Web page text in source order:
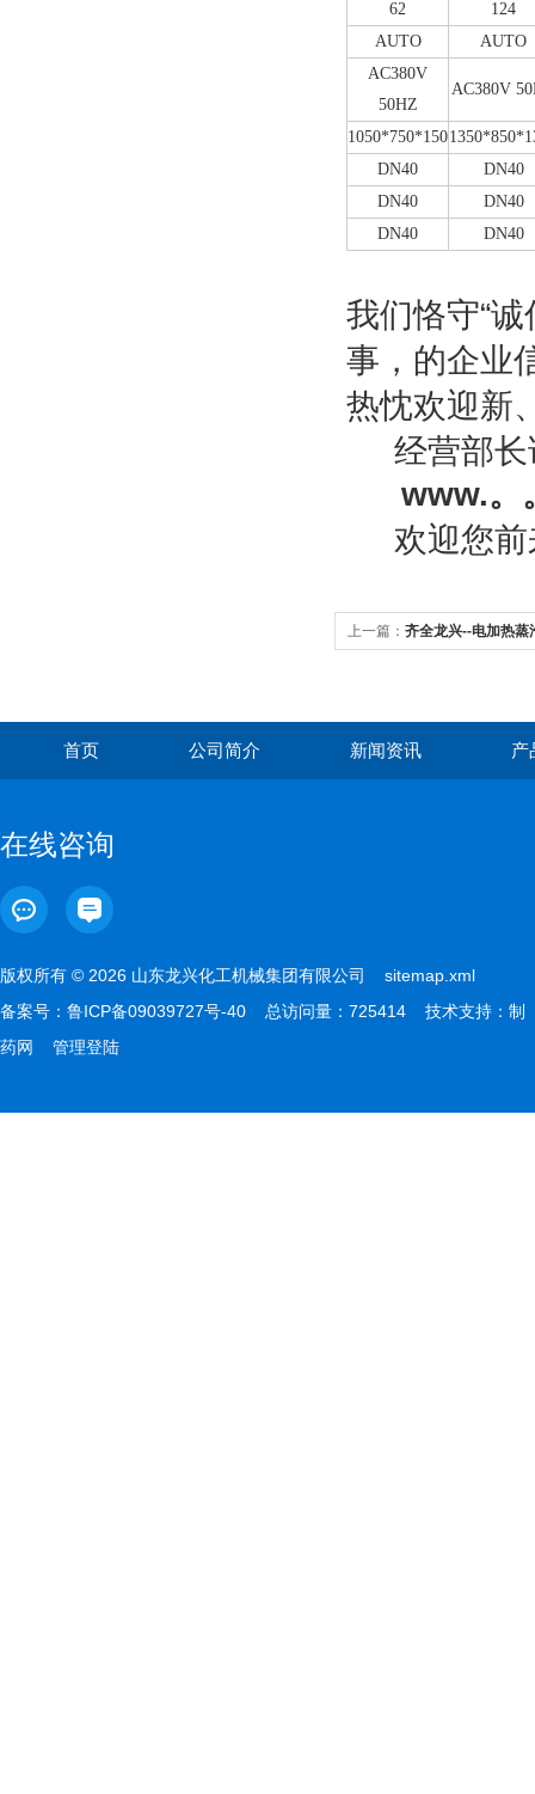
62
124
AUTO
AUTO
AC380V
50HZ
AC380V
1050*750*150
DN40
DN40
DN40
DN40
DN40
DN40
我们恪守“诚
事，的企业
热忱欢迎新
经营部
www.
欢迎您
上一篇： 齐全龙兴--电加热蒸
首页 公司简介 新闻资讯 产
在线咨询
版权所有 © 2026 山东龙兴化工机械集团有限公司 sitemap.xml
备案号： 鲁ICP备09039727号-40 总访问量：725414 技术支持： 制
药网
管理登陆